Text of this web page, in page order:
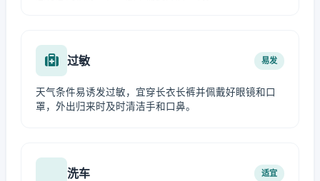
过敏 易发
天气条件易诱发过敏，宜穿长衣长裤并佩戴好眼镜和口
罩，外出归来时及时清洁手和口鼻。
洗车 适宜